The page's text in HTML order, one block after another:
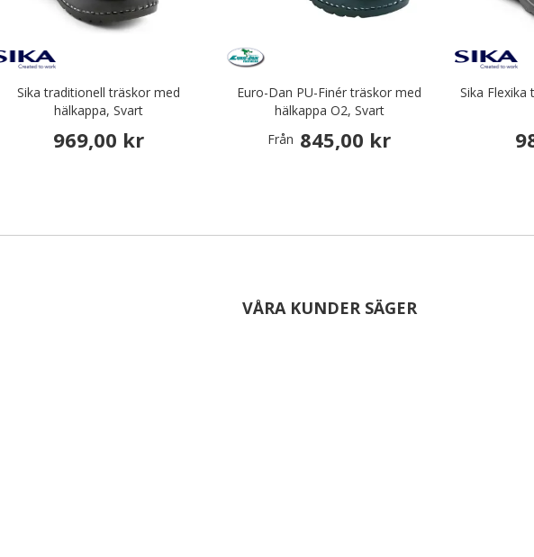
Sika traditionell träskor med
hälkappa, Svart
969,00 kr
Euro-Dan PU-Finér träskor med
hälkappa O2, Svart
Från 845,00 kr
Sika Flexika
VÅRA KUNDER SÄGER